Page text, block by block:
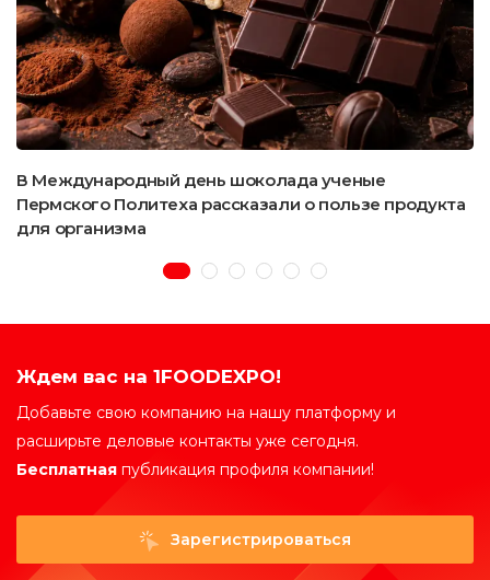
В Международный день шоколада ученые
Пермского Политеха рассказали о пользе продукта
для организма
Ждем вас на 1FOODEXPO!
Добавьте свою компанию на нашу платформу и
расширьте деловые контакты уже сегодня.
Бесплатная публикация профиля компании!
Зарегистрироваться